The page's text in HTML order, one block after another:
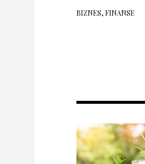
BIZNES, FINANSE